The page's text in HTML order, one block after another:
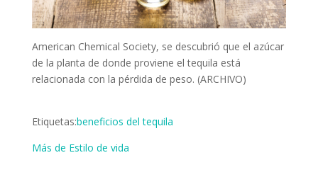
American Chemical Society, se descubrió que el azúcar
de la planta de donde proviene el tequila está
relacionada con la pérdida de peso. (ARCHIVO)
Etiquetas:beneficios del tequila
Más de Estilo de vida